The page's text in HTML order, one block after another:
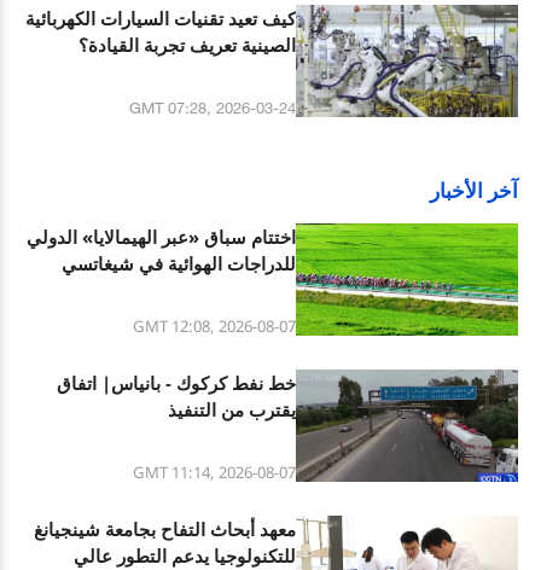
كيف تعيد تقنيات السيارات الكهربائية
الصينية تعريف تجربة القيادة؟
GMT 07:28, 2026-03-24
آخر الأخبار
اختتام سباق «عبر الهيمالايا» الدولي
للدراجات الهوائية في شيغاتسي
GMT 12:08, 2026-08-07
خط نفط كركوك - بانياس| اتفاق
يقترب من التنفيذ
GMT 11:14, 2026-08-07
معهد أبحاث التفاح بجامعة شينجيانغ
للتكنولوجيا يدعم التطور عالي